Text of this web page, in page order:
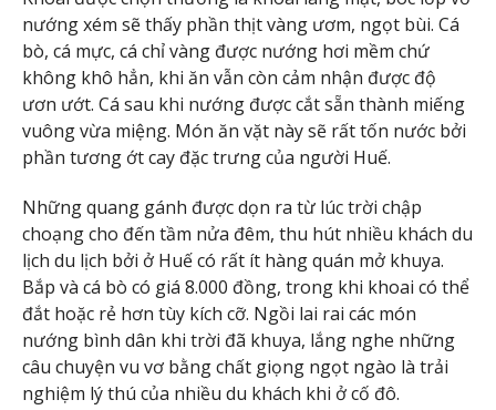
nướng xém sẽ thấy phần thịt vàng ươm, ngọt bùi. Cá
bò, cá mực, cá chỉ vàng được nướng hơi mềm chứ
không khô hẳn, khi ăn vẫn còn cảm nhận được độ
ươn ướt. Cá sau khi nướng được cắt sẵn thành miếng
vuông vừa miệng. Món ăn vặt này sẽ rất tốn nước bởi
phần tương ớt cay đặc trưng của người Huế.
Những quang gánh được dọn ra từ lúc trời chập
choạng cho đến tầm nửa đêm, thu hút nhiều khách du
lịch du lịch bởi ở Huế có rất ít hàng quán mở khuya.
Bắp và cá bò có giá 8.000 đồng, trong khi khoai có thể
đắt hoặc rẻ hơn tùy kích cỡ. Ngồi lai rai các món
nướng bình dân khi trời đã khuya, lắng nghe những
câu chuyện vu vơ bằng chất giọng ngọt ngào là trải
nghiệm lý thú của nhiều du khách khi ở cố đô.